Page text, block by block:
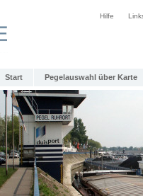
Hilfe
Start Pegelauswahl über Karte